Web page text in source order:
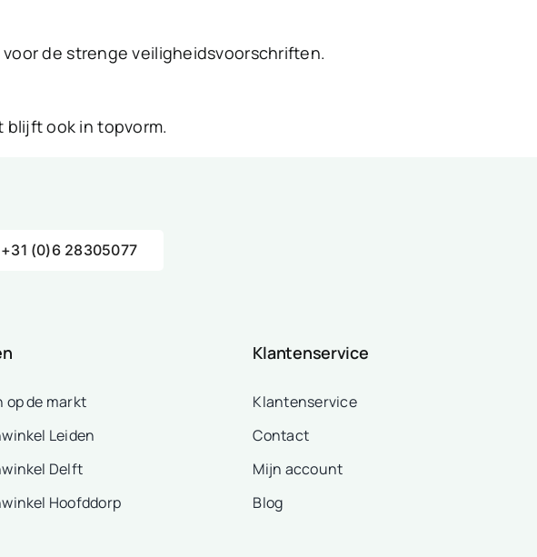
de strenge veiligheidsvoorschriften.
blijft ook in topvorm.
+31 (0)6 28305077
op de markt
Leiden
Delft
Hoofddorp
Klantenservice
Klantenservice
Contact
Mijn account
Blog